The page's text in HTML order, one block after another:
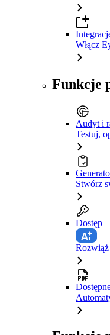
Włącz
Funkcje
Audyt i
Testuj,
Stwórz
Dostęp
Rozwiąż